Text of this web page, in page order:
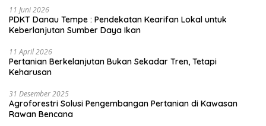
11 Juni 2026
PDKT Danau Tempe : Pendekatan Kearifan Lokal untuk
Keberlanjutan Sumber Daya Ikan
11 April 2026
Pertanian Berkelanjutan Bukan Sekadar Tren, Tetapi
Keharusan
31 Desember 2025
Agroforestri Solusi Pengembangan Pertanian di Kawasan
Rawan Bencana